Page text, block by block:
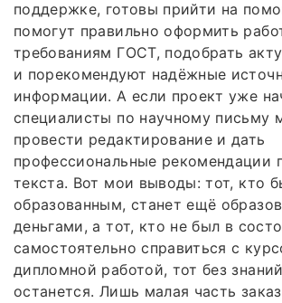
поддержке, готовы прийти на
помогут правильно оформить
требованиям ГОСТ, подобрать
и порекомендуют надёжные
информации. А если проект уже
специалисты по научному письму
провести редактирование и дать
профессиональные рекомендации
текста. Вот мои выводы: тот, кто
образованным, станет ещё
деньгами, а тот, кто не был в
самостоятельно справиться с
дипломной работой, тот без
останется. Лишь малая часть